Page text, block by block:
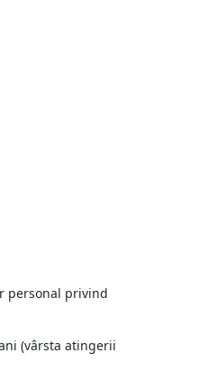
personal privind
(vârsta atingerii